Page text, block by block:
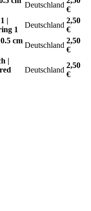
Deutschland
€
|
1
Deutschland
2,50
€
cm
Deutschland
2,50
€
|
Deutschland
2,50
€